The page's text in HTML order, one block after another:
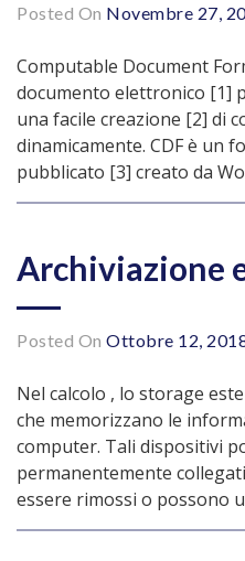
Posted On Novembre 27,
Computable Document
documento elettronico [1]
una facile creazione [2] di
dinamicamente. CDF è un
pubblicato [3] creato da
Archiviazione
Posted On Ottobre 12,
Nel calcolo , lo storage
che memorizzano le
computer. Tali dispositivi
permanentemente
essere rimossi o possono